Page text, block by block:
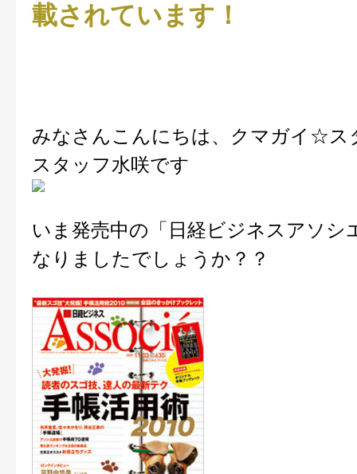
載されています！
みなさんこんにちは、クマガイ☆ス
スタッフ水咲です
いま発売中の「日経ビジネスアソシ
なりましたでしょうか？？